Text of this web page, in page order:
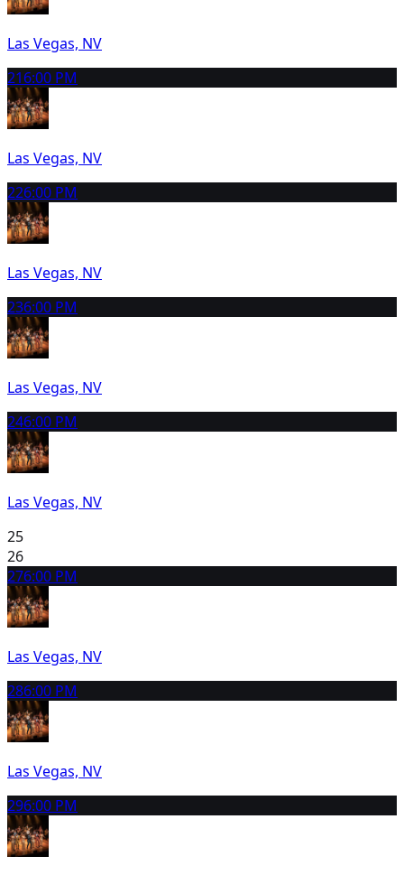
Las Vegas, NV
216:00 PM
Las Vegas, NV
226:00 PM
Las Vegas, NV
236:00 PM
Las Vegas, NV
246:00 PM
Las Vegas, NV
25
26
276:00 PM
Las Vegas, NV
286:00 PM
Las Vegas, NV
296:00 PM